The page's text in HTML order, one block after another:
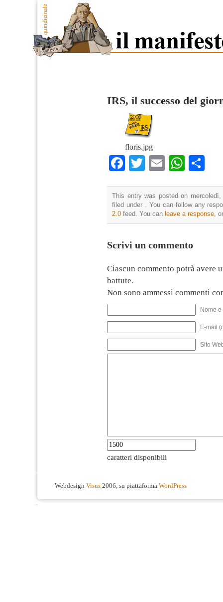
IRS, il successo del
floris.jpg
Facebook
TwitterEmail
This entry was posted on
filed under . You can follow any
2.0 feed. You can leave a response,
Scrivi un commento
Ciascun commento potrà avere
battute.
Non sono ammessi commenti
Nome
E-mail
Sito
caratteri disponibili
Webdesign Visus 2006, su piattaforma WordPress